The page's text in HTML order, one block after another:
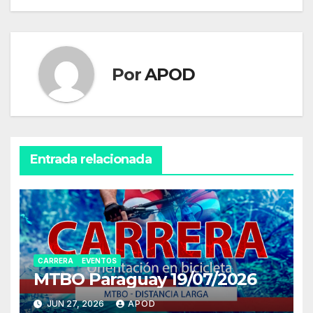
PorAPOD
Entrada relacionada
CARRERA EVENTOS
MTBO Paraguay 19/07/2026
JUN 27, 2026 APOD